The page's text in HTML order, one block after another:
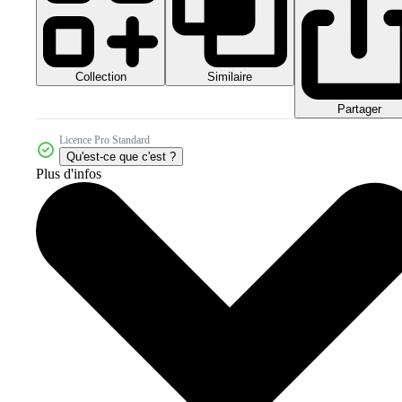
Collection Similaire
Partager
Licence Pro Standard
Qu'est-ce que c'est ?
Plus d'infos